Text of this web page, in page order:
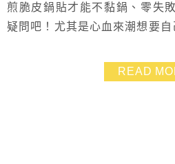
煎脆皮鍋貼才能不黏鍋、零失
疑問吧！尤其是心血來潮想要
我用bruno電烤盤只要用一點點
黏鍋，脆皮也超美的！自己做
READ